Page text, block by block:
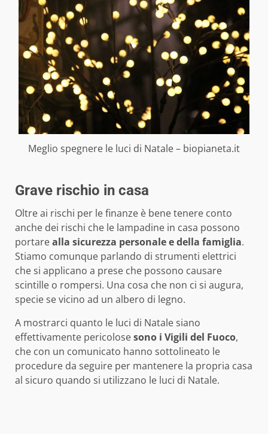
Meglio spegnere le luci di Natale – biopianeta.it
Grave rischio in casa
Oltre ai rischi per le finanze è bene tenere conto
anche dei rischi che le lampadine in casa possono
portarealla sicurezza personale e della famiglia.
Stiamo comunque parlando di strumenti elettrici
che si applicano a prese che possono causare
scintille o rompersi. Una cosa che non ci si augura,
specie se vicino ad un albero di legno.
A mostrarci quanto le luci di Natale siano
effettivamente pericolosesono i Vigili del Fuoco,
che con un comunicato hanno sottolineato le
procedure da seguire per mantenere la propria casa
al sicuro quando si utilizzano le luci di Natale.